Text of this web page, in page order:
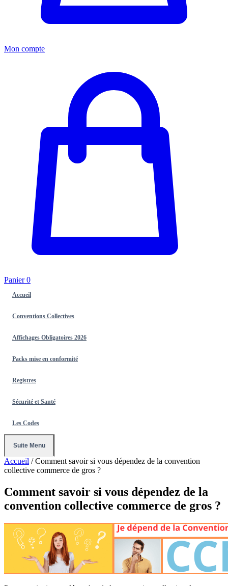
Mon compte
Panier0
Accueil
Conventions Collectives
Affichages Obligatoires 2026
Packs mise en conformité
Registres
Sécurité et Santé
Les Codes
Suite Menu
Accueil / Comment savoir si vous dépendez de la convention
collective commerce de gros ?
Comment savoir si vous dépendez de la
convention collective commerce de gros ?